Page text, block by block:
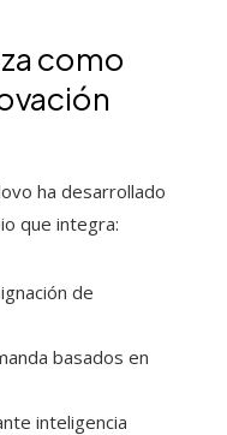
como
ha desarrollado
que integra:
de
basados en
inteligencia